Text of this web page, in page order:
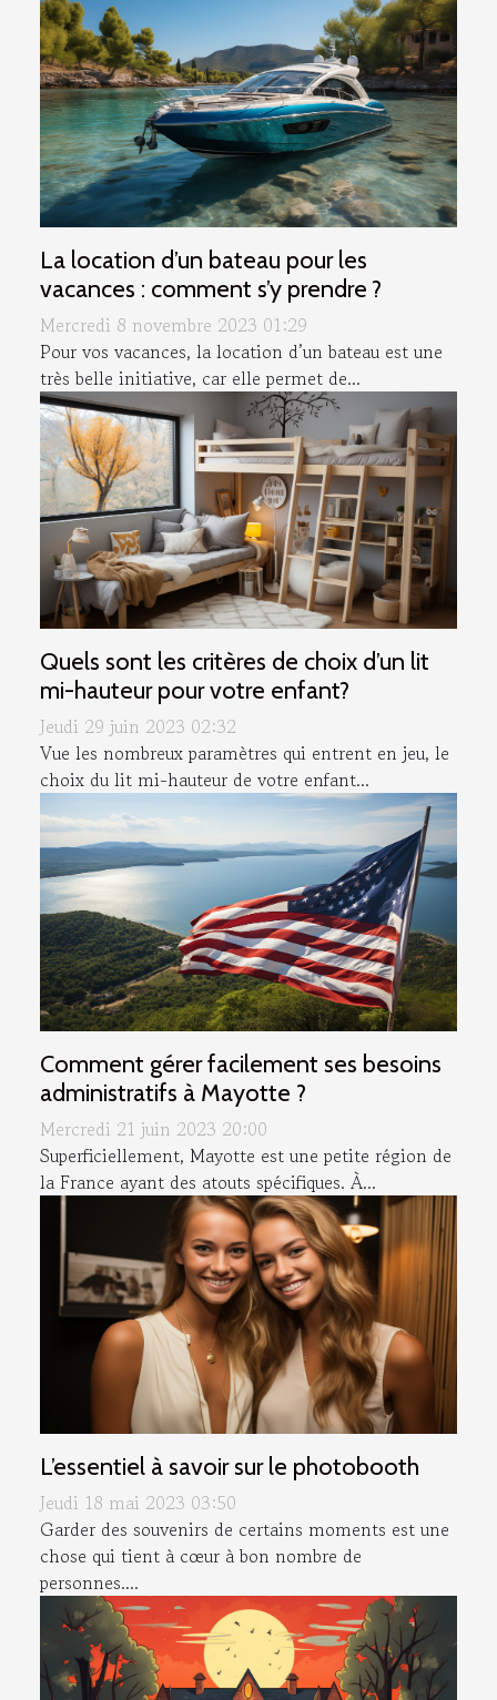
La location d’un bateau pour les
vacances : comment s’y prendre ?
Mercredi 8 novembre 2023 01:29
Pour vos vacances, la location d’un bateau est une
très belle initiative, car elle permet de...
Quels sont les critères de choix d’un lit
mi-hauteur pour votre enfant?
Jeudi 29 juin 2023 02:32
Vue les nombreux paramètres qui entrent en jeu, le
choix du lit mi-hauteur de votre enfant...
Comment gérer facilement ses besoins
administratifs à Mayotte ?
Mercredi 21 juin 2023 20:00
Superficiellement, Mayotte est une petite région de
la France ayant des atouts spécifiques. À...
L’essentiel à savoir sur le photobooth
Jeudi 18 mai 2023 03:50
Garder des souvenirs de certains moments est une
chose qui tient à cœur à bon nombre de
personnes....